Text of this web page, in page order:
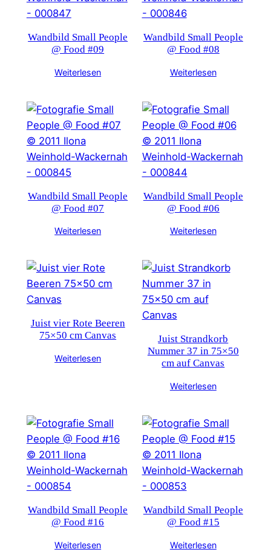
Wandbild Small People
@ Food #09
Weiterlesen
Wandbild Small People
@ Food #08
Weiterlesen
Wandbild Small People
@ Food #07
Weiterlesen
Wandbild Small People
@ Food #06
Weiterlesen
Juist vier Rote Beeren
75×50 cm Canvas
Weiterlesen
Juist Strandkorb
Nummer 37 in 75×50
cm auf Canvas
Weiterlesen
Wandbild Small People
@ Food #16
Weiterlesen
Wandbild Small People
@ Food #15
Weiterlesen